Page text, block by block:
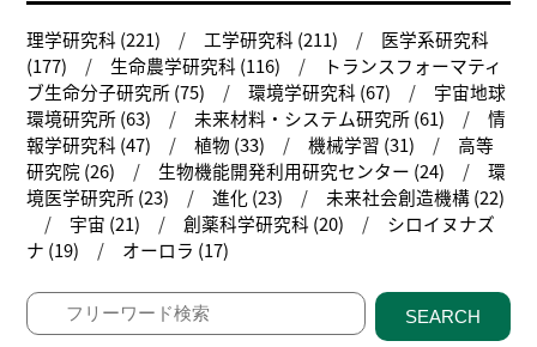
理学研究科 (221) 工学研究科 (211)
医学系研究科
(177)
生命農学研究科 (116)
トランスフォーマティ
ブ生命分子研究所 (75)
環境学研究科 (67)
宇宙地球
環境研究所 (63)
未来材料・システム研究所 (61)
情
報学研究科 (47)
植物 (33) 機械学習 (31)
高等
研究院 (26)
生物機能開発利用研究センター (24)
環
境医学研究所 (23)
進化 (23)
未来社会創造機構 (22)
宇宙 (21)
創薬科学研究科 (20)
シロイヌナズ
ナ (19)
オーロラ (17)
SEARCH